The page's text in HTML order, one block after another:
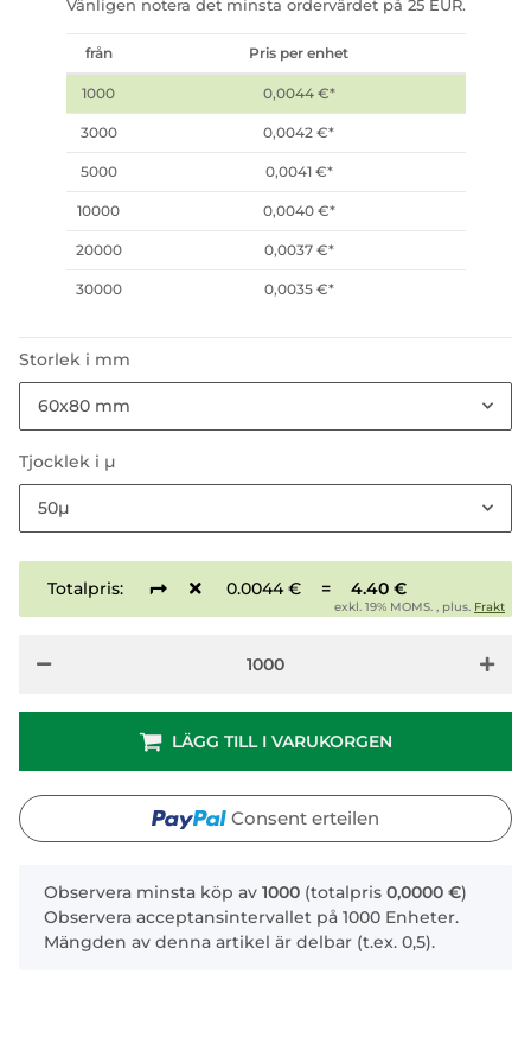
Vänligen notera det minsta ordervärdet på 25 EUR.
från Pris per enhet
1000 0,0044 €*
3000 0,0042 €*
5000 0,0041 €*
10000 0,0040 €*
20000 0,0037 €*
30000 0,0035 €*
Storlek i mm
60x80 mm
Tjocklek i µ
50µ
Totalpris: 0.0044 € = 4.40 €
exkl. 19% MOMS. , plus. Frakt
LÄGG TILL I VARUKORGEN
Consent erteilen
x
Observera minsta köp av 1000 (totalpris 0,0000 €)
Observera acceptansintervallet på 1000 Enheter.
Mängden av denna artikel är delbar (t.ex. 0,5).